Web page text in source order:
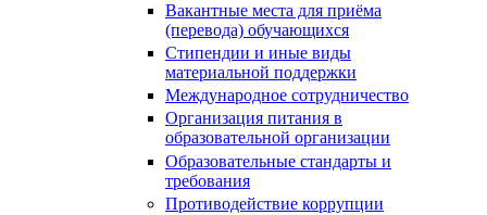
Вакантные места для приёма
(перевода) обучающихся
Стипендии и иные виды
материальной поддержки
Международное сотрудничество
Организация питания в
образовательной организации
Образовательные стандарты и
требования
Противодействие коррупции